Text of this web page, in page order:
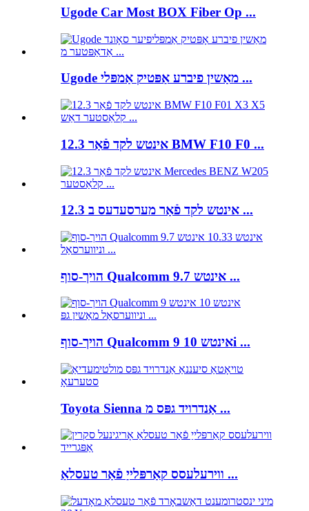
Ugode Car Most BOX Fiber Op ...
Ugode מאַשין פיברע אַפּטיק אַמפּלי ...
12.3 אינטש לקד פֿאַר BMW F10 F0 ...
12.3 אינטש לקד פֿאַר מערסעדעס ב ...
הויך-סוף Qualcomm 9.7 אינטש ...
הויך-סוף Qualcomm 9 אינטש 10i ...
Toyota Sienna אַנדרויד גפּס מ ...
ווירעלעסס קאַרפּלייַ פֿאַר טעסלאַ ...